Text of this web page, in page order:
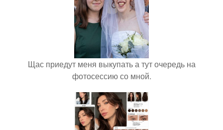
Щас приедут меня выкупать а тут очередь на
фотосессию со мной.